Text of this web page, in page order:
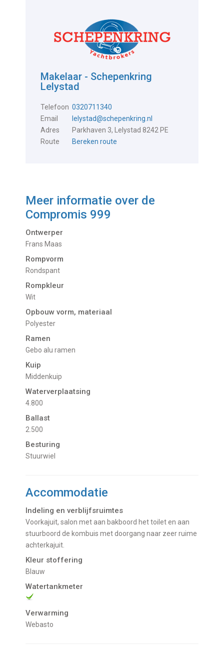
Makelaar - Schepenkring
Lelystad
Telefoon 0320711340
Email
lelystad@schepenkring.nl
Adres
Parkhaven 3, Lelystad 8242 PE
Route
Bereken route
Meer informatie over de
Compromis 999
Ontwerper
Frans Maas
Rompvorm
Rondspant
Rompkleur
Wit
Opbouw vorm, materiaal
Polyester
Ramen
Gebo alu ramen
Kuip
Middenkuip
Waterverplaatsing
4.800
Ballast
2.500
Besturing
Stuurwiel
Accommodatie
Indeling en verblijfsruimtes
Voorkajuit, salon met aan bakboord het toilet en aan
stuurboord de kombuis met doorgang naar zeer ruime
achterkajuit.
Kleur stoffering
Blauw
Watertankmeter
Verwarming
Webasto